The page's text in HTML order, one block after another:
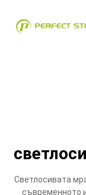
Светлосивата
съвременното